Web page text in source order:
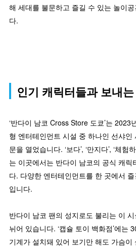
해 세대를 불문하고 즐길 수 있는 놀이
다.
인기 캐릭터들과 보내
‘반다이 남코 Cross Store 도쿄’는
형 엔터테인먼트 시설 중 하나인 선샤인
문을 열었습니다. ‘보다’, ‘만지다’, ‘체험
는 이곳에서는 반다이 남코의 공식 캐릭
다. 다양한 엔터테인먼트를 한 곳에서
입니다.
반다이 남코 팬의 성지로도 불리는 이
뉘어 있습니다. ‘캡슐 토이 백화점’에는
기계가 설치돼 있어 보기만 해도 가슴이